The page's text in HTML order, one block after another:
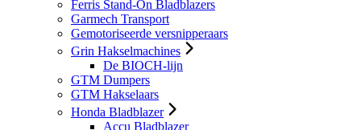
Ferris Stand-On Bladblazers
Garmech Transport
Gemotoriseerde versnipperaars
Grin Hakselmachines
De BIOCH-lijn
GTM Dumpers
GTM Hakselaars
Honda Bladblazer
Accu Bladblazer